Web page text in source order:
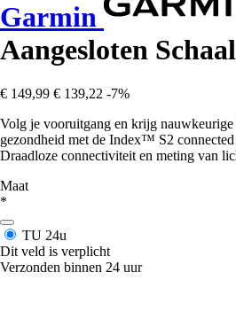
Garmin
Aangesloten
€ 149,99 € 139,22 -7%
Volg je vooruitgang en krijg
gezondheid met de Index™ S2
Draadloze connectiviteit en meting van
Maat
*
TU 24u
Dit veld is verplicht
Verzonden binnen 24 uur